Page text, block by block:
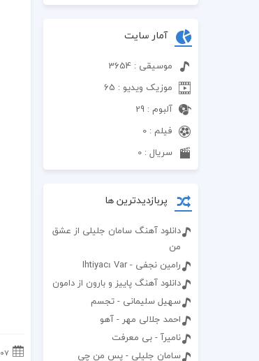
آمار سایت
موسیقی : 3654
موزیک ویدیو : 65
آلبوم : 29
فیلم : 0
سریال : 0
پربازدیدترین ها
دانلود آهنگ سامان جلیلی از عشق
من
رامین نجفی - Ihtiyacı Var
دانلود آهنگ پاییز و بارون از دامون
سهیل سلیمانی - تجسم
احمد جلالی مهر - آهو
نامیرآ - بی معرفت
سامان جلیلی - پس من چی
۰۷ بهمن ۰۳